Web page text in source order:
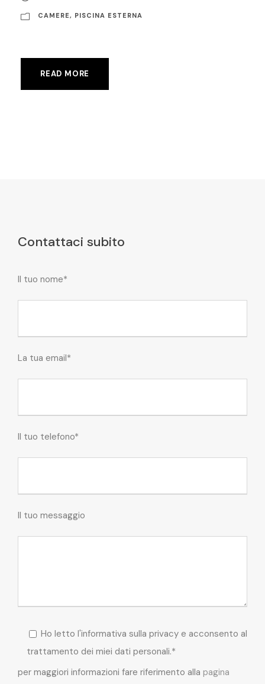
CAMERE, PISCINA ESTERNA
READ MORE
Contattaci subito
Il tuo nome*
La tua email*
Il tuo telefono*
Il tuo messaggio
Ho letto l'informativa sulla privacy e acconsento al
trattamento dei miei dati personali.*
per maggiori informazioni fare riferimento alla pagina